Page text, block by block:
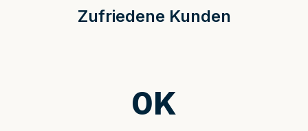
Zufriedene Kunden
0K